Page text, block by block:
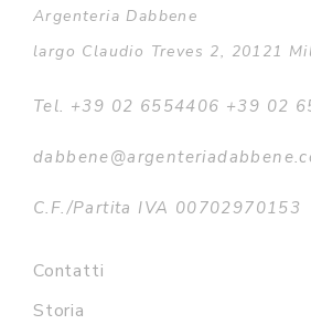
Argenteria Dabbene
largo Claudio Treves 2, 20121
Tel. +39 02 6554406 +39 02
C.F./Partita IVA 00702970153
Contatti
Storia